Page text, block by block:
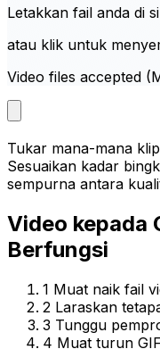
Letakkan fail anda di
atau klik untuk
Video files accepted
Tukar mana-mana
Sesuaikan kadar
sempurna antara
Video kepada
Berfungsi
1 Muat naik fail
2 Laraskan
3 Tunggu
4 Muat turun